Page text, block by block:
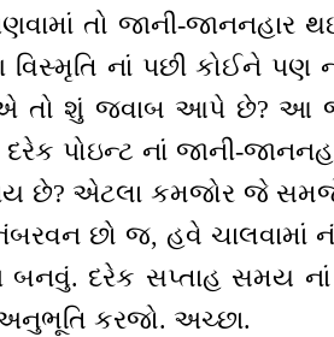
તો જાની-
વિસ્મૃતિ નાં પછી કોઈને
તો શું જવાબ આપે છે?
દરેક પોઇન્ટ નાં જાની-
છે? એટલા કમજોર જે
છો જ, હવે
દરેક સપ્તાહ સમય નાં
કરજો. અચ્છા.